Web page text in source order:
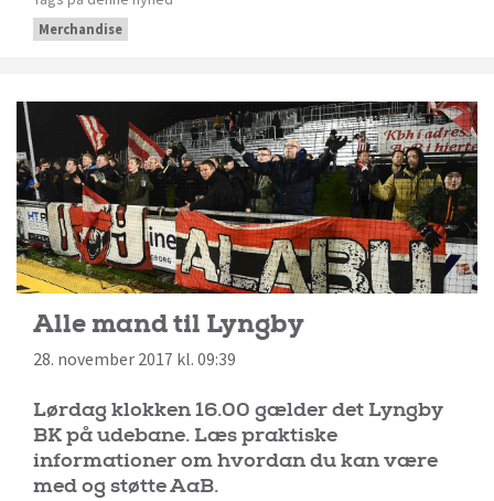
Merchandise
Alle mand til Lyngby
28. november 2017 kl. 09:39
Lørdag klokken 16.00 gælder det Lyngby
BK på udebane. Læs praktiske
informationer om hvordan du kan være
med og støtte AaB.